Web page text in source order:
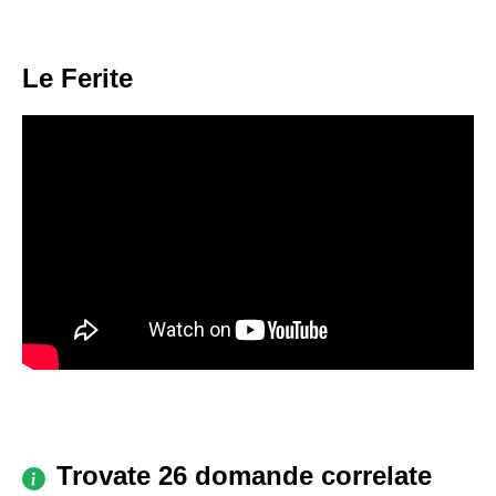
Le Ferite
Trovate 26 domande correlate